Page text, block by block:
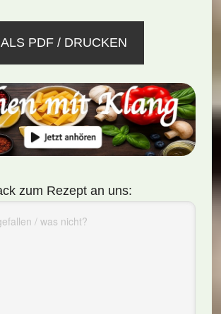
PDF / DRUCKEN
zum Rezept an uns: